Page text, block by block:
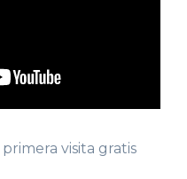
primera visita gratis